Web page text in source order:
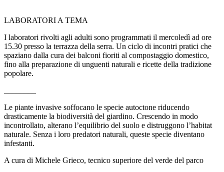
LABORATORI A TEMA
I laboratori rivolti agli adulti sono programmati il mercoledì ad ore
15.30 presso la terrazza della serra. Un ciclo di incontri pratici che
spaziano dalla cura dei balconi fioriti al compostaggio domestico,
fino alla preparazione di unguenti naturali e ricette della tradizione
popolare.
Le piante invasive soffocano le specie autoctone riducendo
drasticamente la biodiversità del giardino. Crescendo in modo
incontrollato, alterano l’equilibrio del suolo e distruggono l’habitat
naturale. Senza i loro predatori naturali, queste specie diventano
infestanti.
A cura di Michele Grieco, tecnico superiore del verde del parco